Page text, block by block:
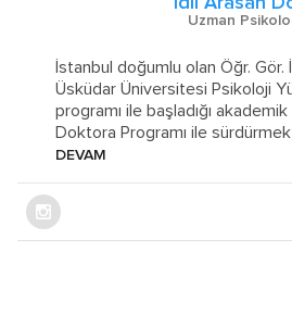
Uzman
İstanbul doğumlu olan Öğr. Gör.
Üsküdar Üniversitesi Psikoloji
programı ile başladığı akademik
Doktora Programı ile
DEVAM